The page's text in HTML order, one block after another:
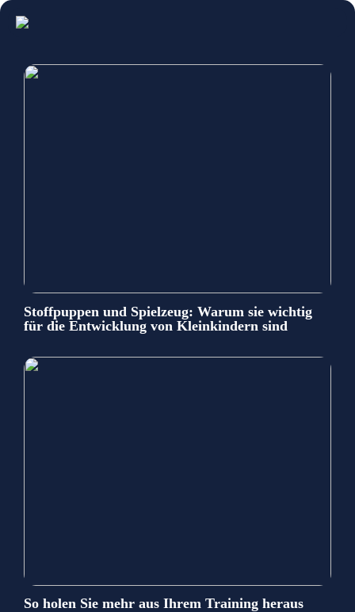
Stoffpuppen und Spielzeug: Warum sie wichtig
für die Entwicklung von Kleinkindern sind
So holen Sie mehr aus Ihrem Training heraus